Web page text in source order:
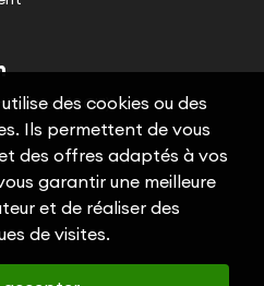
(CGU)
des cookies ou des
Ils permettent de vous
des offres adaptés à vos
garantir une meilleure
et de réaliser des
de visites.